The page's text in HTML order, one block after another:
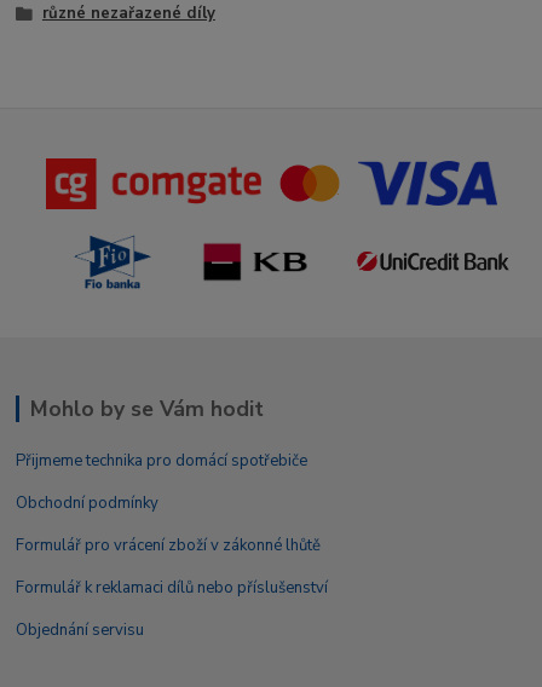
různé nezařazené díly
Mohlo by se Vám hodit
Přijmeme technika pro domácí spotřebiče
Obchodní podmínky
Formulář pro vrácení zboží v zákonné lhůtě
Formulář k reklamaci dílů nebo příslušenství
Objednání servisu